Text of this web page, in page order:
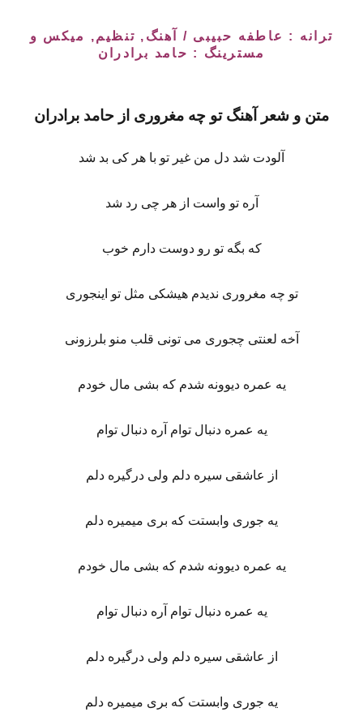
ترانه : عاطفه حبیبی / آهنگ, تنظیم, میکس و
مسترینگ : حامد برادران
متن و شعر آهنگ تو چه مغروری از حامد برادران
آلودت شد دل من غیر تو با هر کی بد شد
آره تو واست از هر چی رد شد
که بگه تو رو دوست دارم خوب
تو چه مغروری ندیدم هیشکی مثل تو اینجوری
آخه لعنتی چجوری می تونی قلب منو بلرزونی
یه عمره دیوونه شدم که بشی مال خودم
یه عمره دنبال توام آره دنبال توام
از عاشقی سیره دلم ولی درگیره دلم
یه جوری وابستت که بری میمیره دلم
یه عمره دیوونه شدم که بشی مال خودم
یه عمره دنبال توام آره دنبال توام
از عاشقی سیره دلم ولی درگیره دلم
یه جوری وابستت که بری میمیره دلم